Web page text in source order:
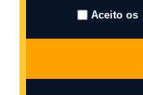
Aceito os